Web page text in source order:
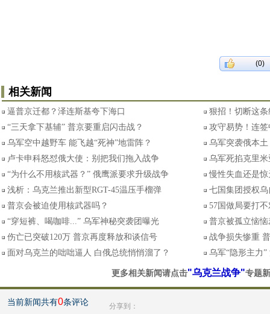
(0)
相关新闻
逼普京迁都？泽连斯基夸下海口
狠招！切断这
“三天拿下基辅” 普京要重启闪击战？
攻守易势！连
乌军空中越野车 能飞越“死神”地雷阵？
乌军突袭俄本
卢卡申科怒怼俄大使：别把我们拖入战争
乌军死掐克里
“为什么不用核武器？” 俄鹰派要求升级战争
慢性失血还是
浅析：乌克兰推出新型RGT-45温压手榴弹
七国集团授权
普京会被迫使用核武器吗？
57国做局要打
“穿短裤、喝咖啡...” 乌军神秘突袭团曝光
普京被孤立恼
伤亡已突破120万 普京再度释放和谈信号
战争损失惨重
面对乌克兰的咄咄逼人 白俄总统悄悄溜了？
乌军“隐形主力
更多相关新闻请点击"乌克兰战争"专题
当前新闻共有0条评论 分享到：